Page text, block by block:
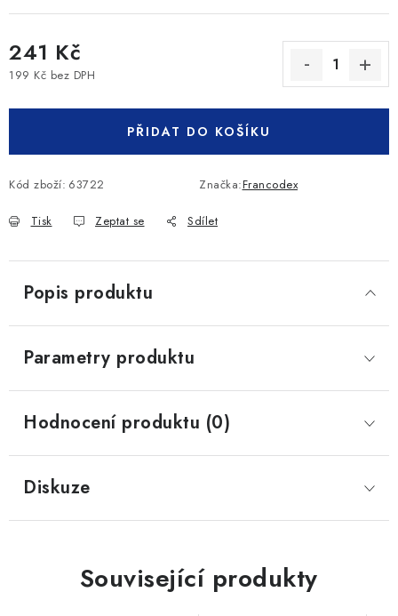
241 Kč
199 Kč bez DPH
PŘIDAT DO KOŠÍKU
Kód zboží: 63722 Značka:Francodex
Tisk Zeptat se Sdílet
Popis produktu
Parametry produktu
Hodnocení produktu (0)
Diskuze
Související produkty